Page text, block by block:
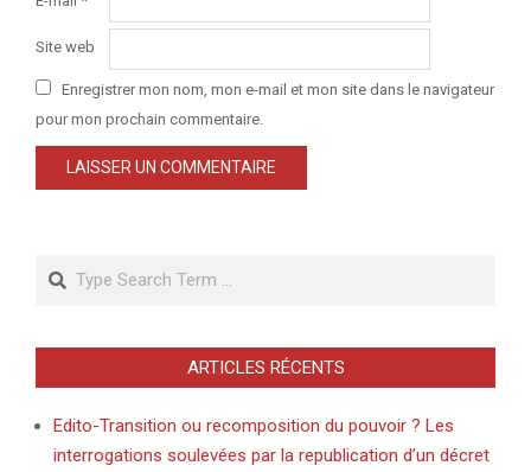
Site web
Enregistrer mon nom, mon e-mail et mon site dans le navigateur
pour mon prochain commentaire.
ARTICLES RÉCENTS
Edito-Transition ou recomposition du pouvoir ? Les
interrogations soulevées par la republication d’un décret